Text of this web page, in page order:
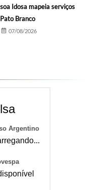
Idosa mapeia serviços
Branco
07/08/2026
Argentino